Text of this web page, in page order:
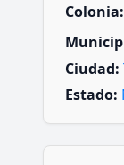
Colonia:
Ciudad:
Estado: